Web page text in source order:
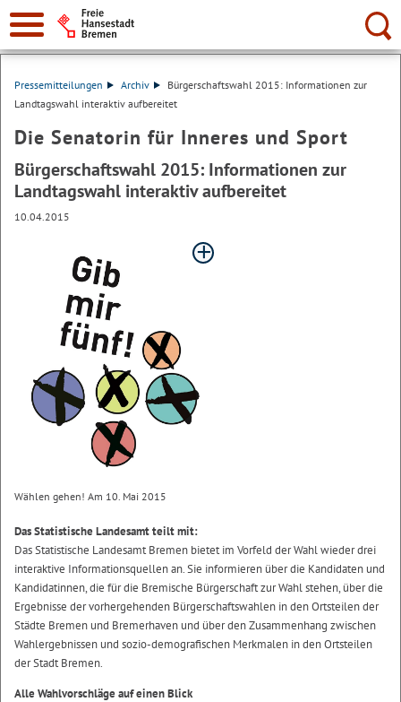
Suche:
Pressemitteilungen Archiv
Bürgerschaftswahl 2015: Informationen zur
Landtagswahl interaktiv aufbereitet
Die Senatorin für Inneres und Sport
Bürgerschaftswahl 2015: Informationen zur
Landtagswahl interaktiv aufbereitet
10.04.2015
Wählen gehen! Am 10. Mai 2015
Das Statistische Landesamt teilt mit:
Das Statistische Landesamt Bremen bietet im Vorfeld der Wahl wieder drei
interaktive Informationsquellen an. Sie informieren über die Kandidaten und
Kandidatinnen, die für die Bremische Bürgerschaft zur Wahl stehen, über die
Ergebnisse der vorhergehenden Bürgerschaftswahlen in den Ortsteilen der
Städte Bremen und Bremerhaven und über den Zusammenhang zwischen
Wahlergebnissen und sozio-demografischen Merkmalen in den Ortsteilen
der Stadt Bremen.
Alle Wahlvorschläge auf einen Blick